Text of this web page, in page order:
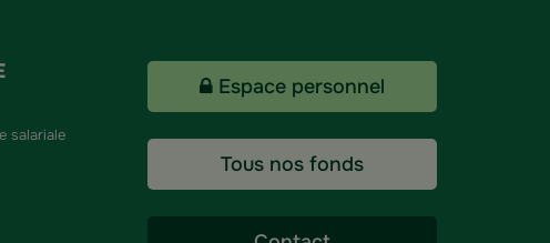
salariale
Espace personnel
Tous nos fonds